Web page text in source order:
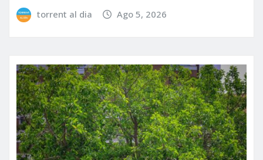
torrent al dia Ago 5, 2026